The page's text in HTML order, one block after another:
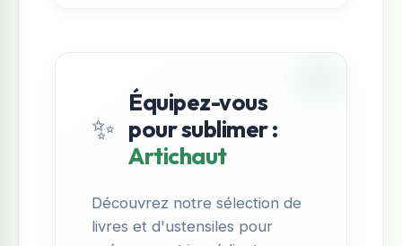
✨
Équipez-vous
pour sublimer :
Artichaut
Découvrez notre sélection de
livres et d'ustensiles pour